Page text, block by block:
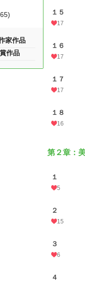
１５
17
１６
17
１７
17
１８
16
第２章：
１
5
２
15
３
6
４
家作品
作品